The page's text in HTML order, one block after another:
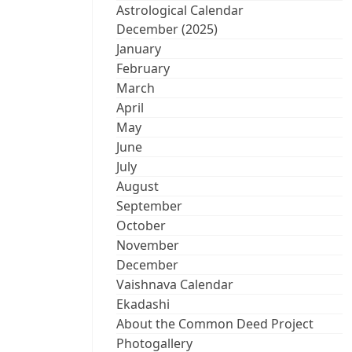
Astrological Calendar
December (2025)
January
February
March
April
May
June
July
August
September
October
November
December
Vaishnava Calendar
Ekadashi
About the Common Deed Project
Photogallery